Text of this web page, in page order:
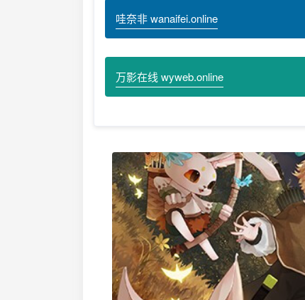
哇奈非 wanaifei.online
万影在线 wyweb.online